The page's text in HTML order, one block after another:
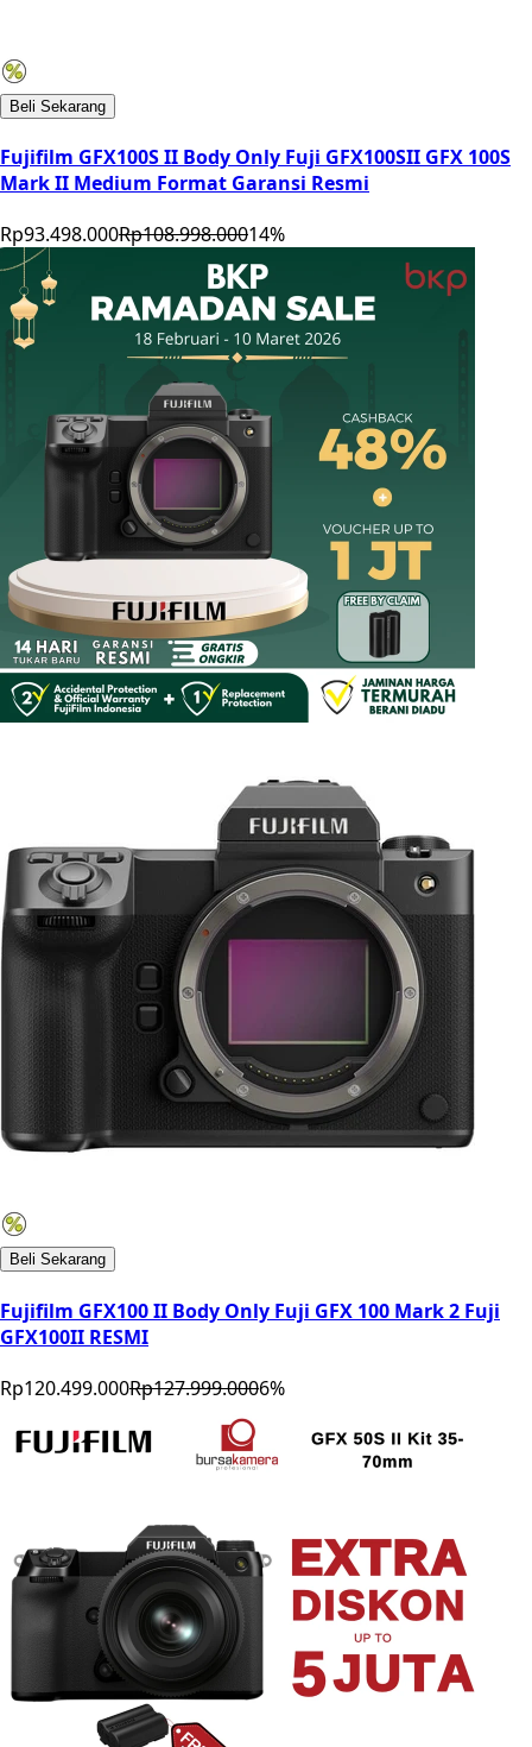
Beli Sekarang
Fujifilm GFX100S II Body Only Fuji GFX100SII GFX 100S
Mark II Medium Format Garansi Resmi
Rp93.498.000Rp108.998.00014%
Beli Sekarang
Fujifilm GFX100 II Body Only Fuji GFX 100 Mark 2 Fuji
GFX100II RESMI
Rp120.499.000Rp127.999.0006%